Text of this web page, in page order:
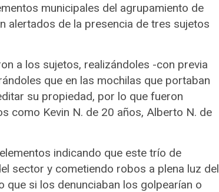
municipales del agrupamiento de
alertados de la presencia de tres sujetos
a los sujetos, realizándoles -con previa
que en las mochilas que portaban
su propiedad, por lo que fueron
como Kevin N. de 20 años, Alberto N. de
indicando que este trío de
sector y cometiendo robos a plena luz del
que si los denunciaban los golpearían o